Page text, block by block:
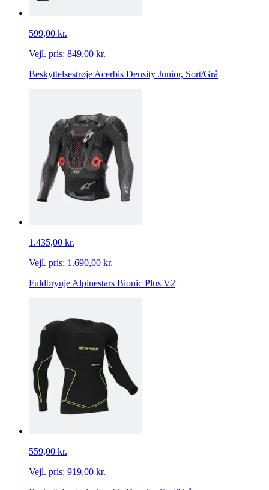
599,00 kr.
Vejl. pris: 849,00 kr.
Beskyttelsestrøje Acerbis Density Junior, Sort/Grå
1.435,00 kr.
Vejl. pris: 1.690,00 kr.
Fuldbrynje Alpinestars Bionic Plus V2
559,00 kr.
Vejl. pris: 919,00 kr.